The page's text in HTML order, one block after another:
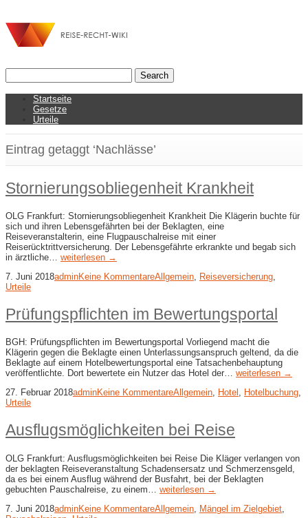
Startseite
Gesetze
Urteile
Eintrag getaggt ‘Nachlässe’
Stornierungsobliegenheit Krankheit
OLG Frankfurt: Stornierungsobliegenheit Krankheit Die Klägerin buchte für
sich und ihren Lebensgefährten bei der Beklagten, eine
Reiseveranstalterin, eine Flugpauschalreise mit einer
Reiserücktrittversicherung. Der Lebensgefährte erkrankte und begab sich
in ärztliche… weiterlesen →
7. Juni 2018adminKeine KommentareAllgemein, Reiseversicherung,
Urteile
Prüfungspflichten im Bewertungsportal
BGH: Prüfungspflichten im Bewertungsportal Vorliegend macht die
Klägerin gegen die Beklagte einen Unterlassungsanspruch geltend, da die
Beklagte auf einem Hotelbewertungsportal eine Tatsachenbehauptung
veröffentlichte. Dort bewertete ein Nutzer das Hotel der… weiterlesen →
27. Februar 2018adminKeine KommentareAllgemein, Hotel , Hotelbuchung,
Urteile
Ausflugsmöglichkeiten bei Reise
OLG Frankfurt: Ausflugsmöglichkeiten bei Reise Die Kläger verlangen von
der beklagten Reiseveranstaltung Schadensersatz und Schmerzensgeld,
da es bei einem Ausflug während der Busfahrt, bei der Beklagten
gebuchten Pauschalreise, zu einem… weiterlesen →
7. Juni 2018adminKeine KommentareAllgemein Mängel im Zielgebiet